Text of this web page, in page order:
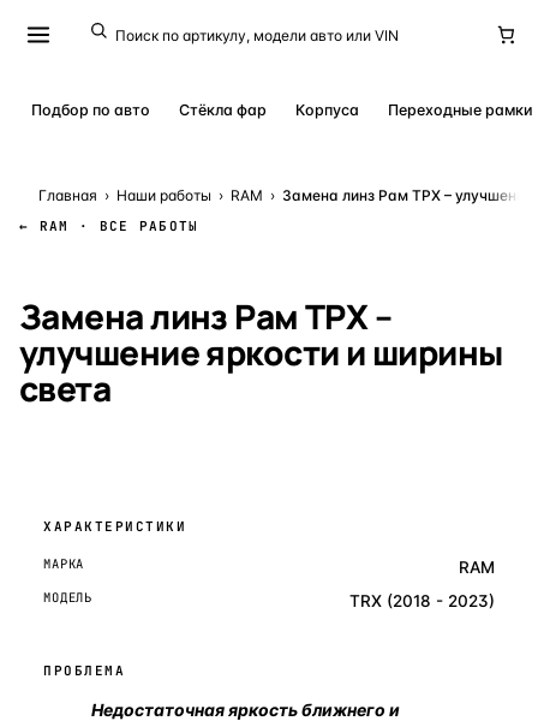
Подбор по авто Стёкла фар Корпуса Переходные рамки
Главная › Наши работы › RAM › Замена линз Рам ТРХ –
← RAM · ВСЕ РАБОТЫ
Замена линз Рам ТРХ –
улучшение яркости и ширины
света
ХАРАКТЕРИСТИКИ
МАРКА RAM
МОДЕЛЬ TRX (2018 - 2023)
ПРОБЛЕМА
Недостаточная яркость ближнего и